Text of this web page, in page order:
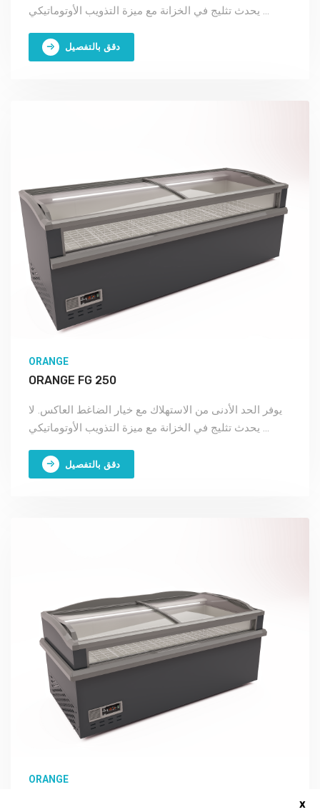
يحدث تثليج في الخزانة مع ميزة التذويب الأوتوماتيكي ...
دقق بالتفصيل
ORANGE
ORANGE FG 250
يوفر الحد الأدنى من الاستهلاك مع خيار الضاغط العاكس. لا
يحدث تثليج في الخزانة مع ميزة التذويب الأوتوماتيكي ...
دقق بالتفصيل
ORANGE
x